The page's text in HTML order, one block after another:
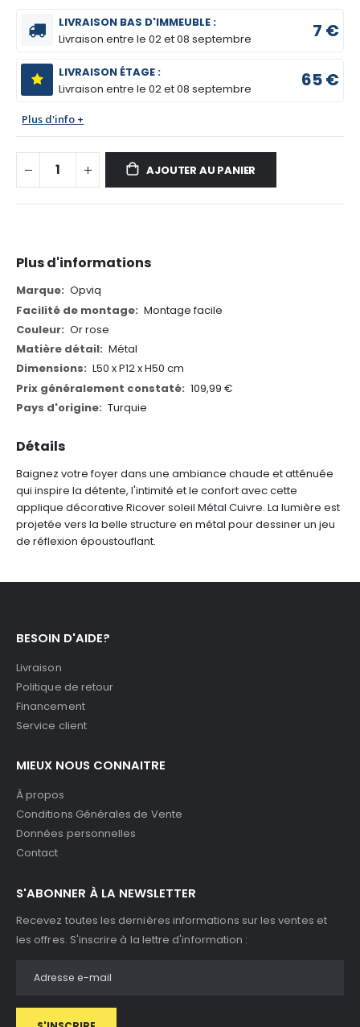
LIVRAISON BAS D'IMMEUBLE :
Livraison entre le02 et 08 septembre 7 €
LIVRAISON ÉTAGE :
Livraison entre le02 et 08 septembre 65 €
Plus d'info +
AJOUTER AU PANIER
Détails
Baignez votre foyer dans une ambiance chaude et atténuée
qui inspire la détente, l'intimité et le confort avec cette
applique décorative Ricover soleil Métal Cuivre. La lumière est
projetée vers la belle structure en métal pour dessiner un jeu
de réflexion époustouflant.
Plus d'informations
Plus
d'informations
Opviq
Montage facile
Or rose
Métal
L50 x P12 x H50 cm
109,99 €
Turquie
BESOIN D'AIDE?
Livraison
Politique de retour
Financement
Service client
MIEUX NOUS CONNAITRE
À propos
Conditions Générales de Vente
Données personnelles
Contact
S'ABONNER À LA NEWSLETTER
Recevez toutes les dernières informations sur les ventes et
les offres. S'inscrire à la lettre d'information :